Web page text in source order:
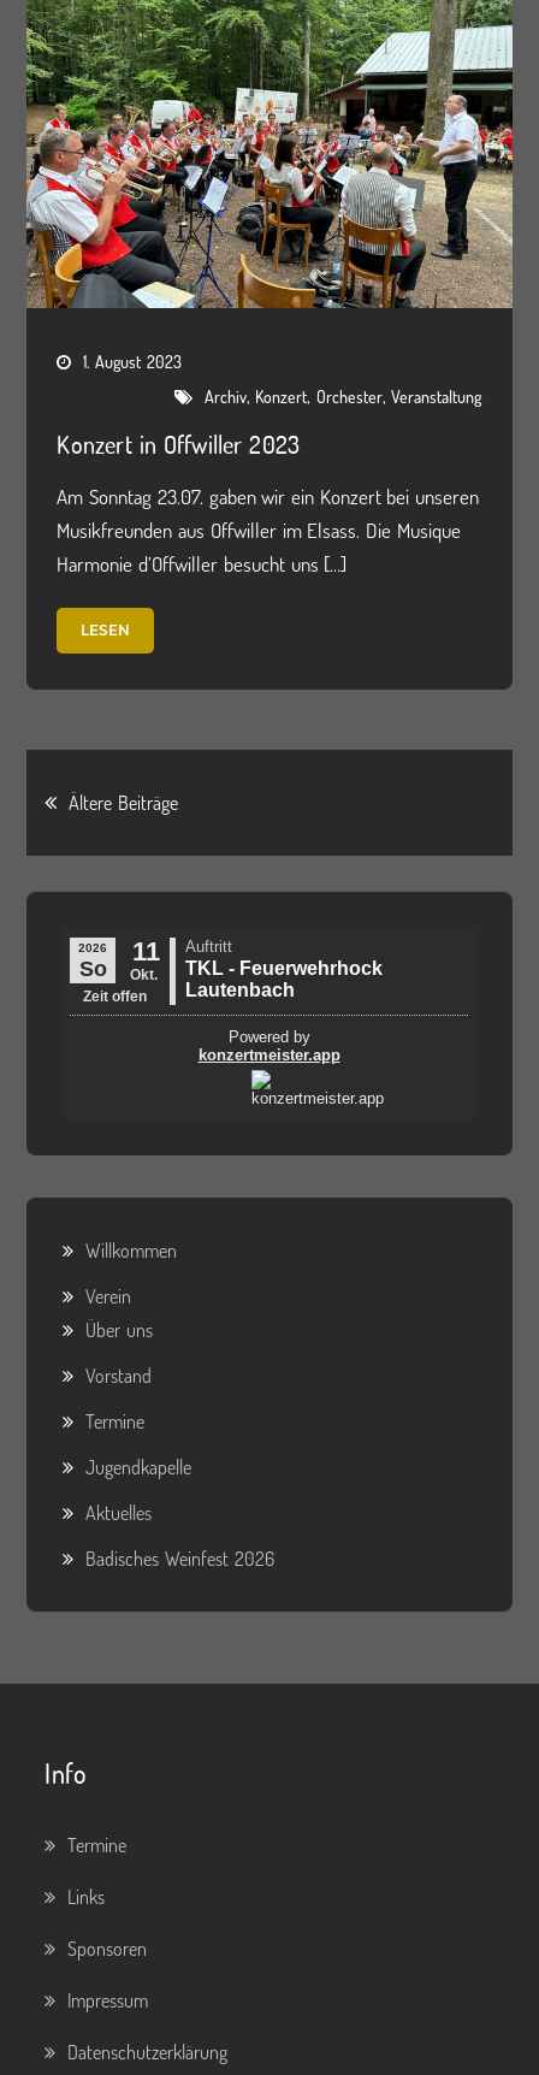
1. August 2023
Archiv, Konzert, Orchester,Veranstaltung
Konzert in Offwiller 2023
Am Sonntag 23.07. gaben wir ein Konzert bei unseren
Musikfreunden aus Offwiller im Elsass. Die Musique
Harmonie d’Offwiller besucht uns […]
LESEN
Beitragsnavigation
Ältere Beiträge
Willkommen
Verein
Über uns
Vorstand
Termine
Jugendkapelle
Aktuelles
Badisches Weinfest 2026
Info
Termine
Links
Sponsoren
Impressum
Datenschutzerklärung